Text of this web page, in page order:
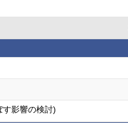
影響の検討)